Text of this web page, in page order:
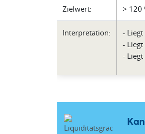
Zielwert: > 120
Interpretation:
-
-
-